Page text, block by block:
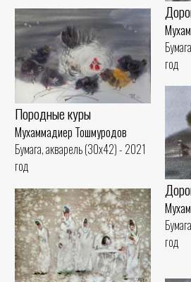
год
Породные куры
Мухаммадиер Тошмуродов
Бумага, акварель (30x42) - 2021
год
год